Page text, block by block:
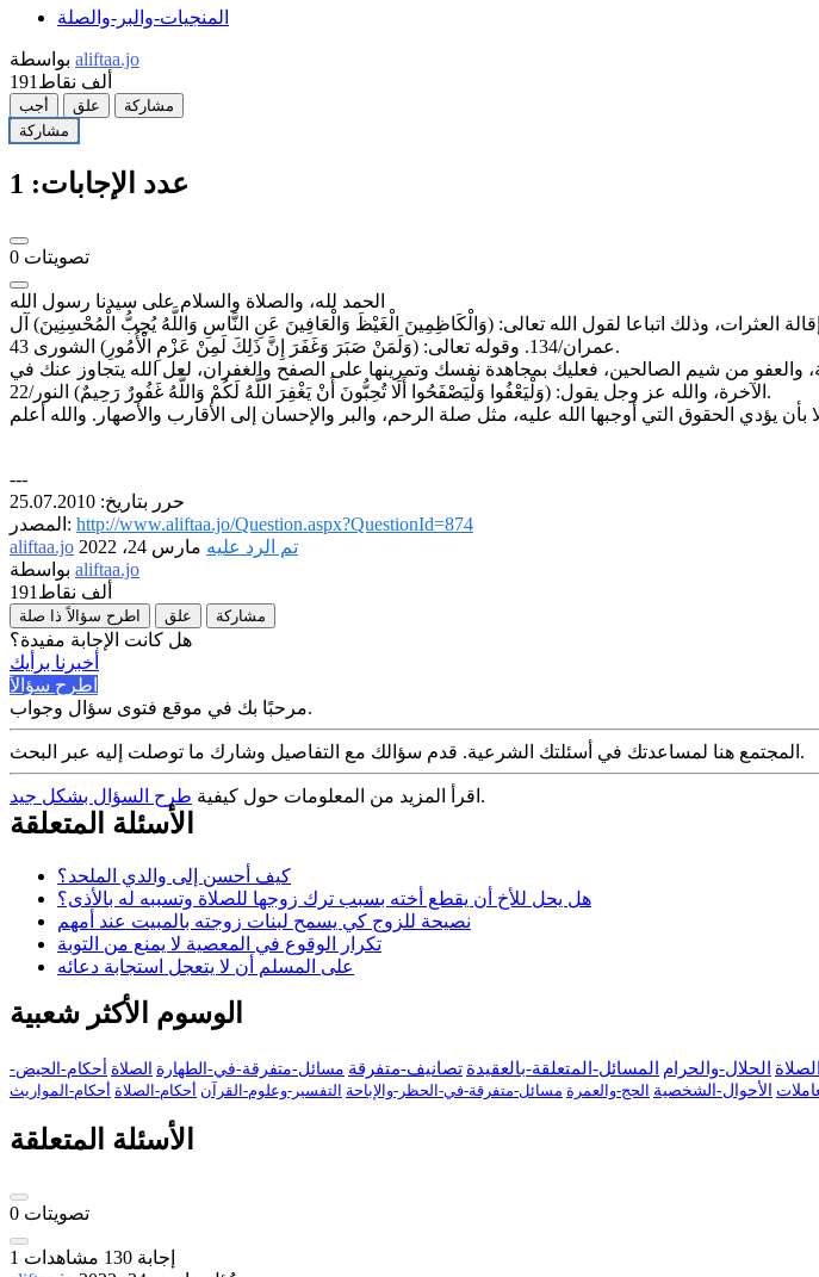
المنجيات-والبر-والصلة
aliftaa.jo
191ألف نقاط
أجب علق
مشاركة
مشاركة
عدد الإجابات: 1
0 تصويتات
الحمد لله، والصلاة والسلام على سيدنا رسول الله
العثرات، وذلك اتباعا لقول الله تعالى: (وَالْكَاظِمِينَ الْغَيْظَ وَالْعَافِينَ عَنِ النَّاسِ وَاللَّهُ يُحِبُّ الْمُحْسِنِينَ) آل
عمران/134. وقوله تعالى: (وَلَمَنْ صَبَرَ وَغَفَرَ إِنَّ ذَلِكَ لَمِنْ عَزْمِ الْأُمُورِ) الشورى 43.
من شيم الصالحين، فعليك بمجاهدة نفسك وتمرينها على الصفح والغفران، لعل الله يتجاوز عنك في
الآخرة، والله عز وجل يقول: (وَلْيَعْفُوا وَلْيَصْفَحُوا أَلَا تُحِبُّونَ أَنْ يَغْفِرَ اللَّهُ لَكُمْ وَاللَّهُ غَفُورٌ رَحِيمٌ) النور/22.
---
حرر بتاريخ: 25.07.2010
المصدر: http://www.aliftaa.jo/Question.aspx?QuestionId=874
aliftaa.jo
تم الرد عليه مارس 24، 2022
aliftaa.jo
191ألف نقاط
اطرح سؤالاً ذا صلة علق مشاركة
هل كانت الإجابة مفيدة؟
أخبرنا برأيك
اطرح سؤالاً
مرحبًا بك في موقع فتوى سؤال وجواب.
المجتمع هنا لمساعدتك في أسئلتك الشرعية. قدم سؤالك مع التفاصيل وشارك ما توصلت إليه عبر البحث.
اقرأ المزيد من المعلومات حول كيفية طرح السؤال بشكل جيد .
الأسئلة المتعلقة
كيف أحسن إلى والدي الملحد؟
هل يحل للأخ أن يقطع أخته بسبب ترك زوجها للصلاة وتسببه له بالأذى؟
نصيحة للزوج كي يسمح لبنات زوجته بالمبيت عند أمهم
تكرار الوقوع في المعصية لا يمنع من التوبة
على المسلم أن لا يتعجل استجابة دعائه
الوسوم الأكثر شعبية
الحلال-والحرام المسائل-المتعلقة-بالعقيدة تصانيف-متفرقة مسائل-متفرقة-في-الطهارة الصلاة أحكام-الحيض-
الأحوال-الشخصية الحج-والعمرة مسائل-متفرقة-في-الحظر-والإباحة التفسير-وعلوم-القرآن أحكام-الصلاة أحكام-المواريث
الأسئلة المتعلقة
0 تصويتات
1 إجابة 130 مشاهدات